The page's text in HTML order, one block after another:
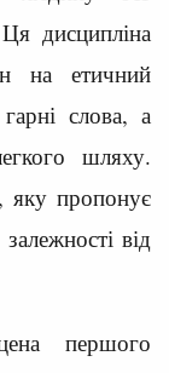
дисципліна
на етичний
слова, а
шляху.
яку пропонує
від
першого